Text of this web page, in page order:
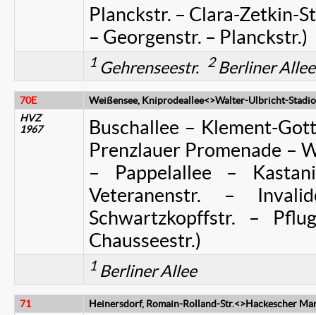
Planckstr. – Clara-Zetkin-
– Georgenstr. – Planckstr.)
1 Gehrenseestr. 2Berliner
70E
Weißensee, Kniprodeallee<>Walter-Ulbricht-
HVZ
1967
Buschallee – Klement-
Prenzlauer Promenade –
– Pappelallee –
Veteranenstr. –
Schwartzkopffstr. –
Chausseestr.)
1 Berliner Allee
71
Heinersdorf, Romain-Rolland-Str.<>Hackescher